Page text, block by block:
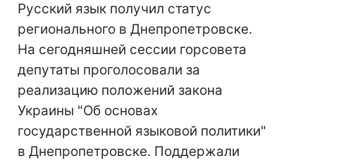
Русский язык получил статус
регионального в Днепропетровске.
На сегодняшней сессии горсовета
депутаты проголосовали за
реализацию положений закона
Украины "Об основах
государственной языковой политики"
в Днепропетровске. Поддержали